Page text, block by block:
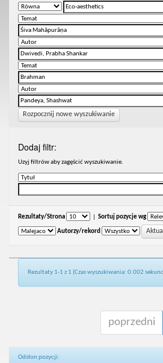
Rozpocznij nowe wyszukiwanie
Dodaj filtr:
Uzyj filtrów aby zagęścić wyszukiwanie.
Rezultaty/Strona Sortuj pozycje wg
Autorzy/rekord
Rezultaty 1-1 z 1 (Czas wyszukiwania: 0.002
poprzedni
Odsłon pozycji: